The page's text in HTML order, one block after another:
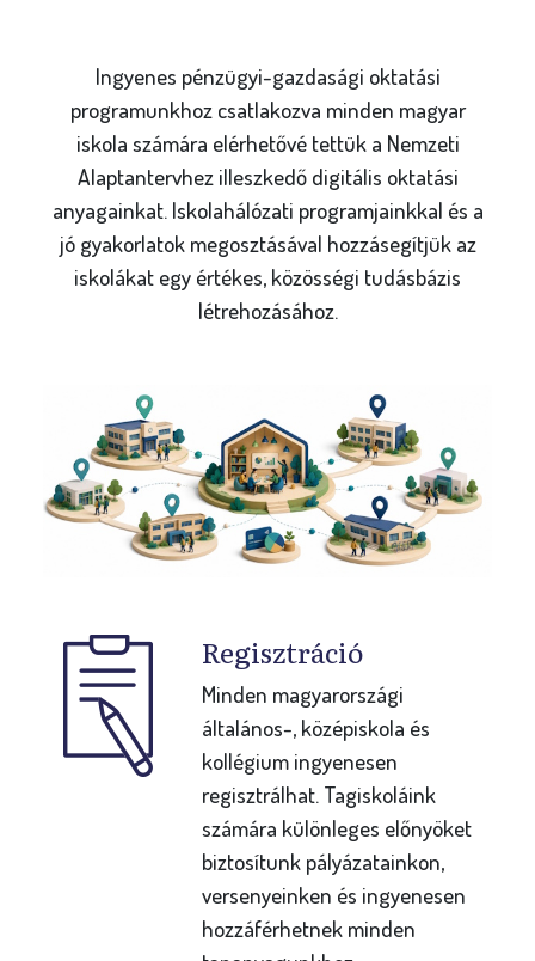
Ingyenes pénzügyi-gazdasági oktatási
programunkhoz csatlakozva minden magyar
iskola számára elérhetővé tettük a Nemzeti
Alaptantervhez illeszkedő digitális oktatási
anyagainkat. Iskolahálózati programjainkkal és a
jó gyakorlatok megosztásával hozzásegítjük az
iskolákat egy értékes, közösségi tudásbázis
létrehozásához.
Regisztráció
Minden magyarországi
általános-, középiskola és
kollégium ingyenesen
regisztrálhat. Tagiskoláink
számára különleges előnyöket
biztosítunk pályázatainkon,
versenyeinken és ingyenesen
hozzáférhetnek minden